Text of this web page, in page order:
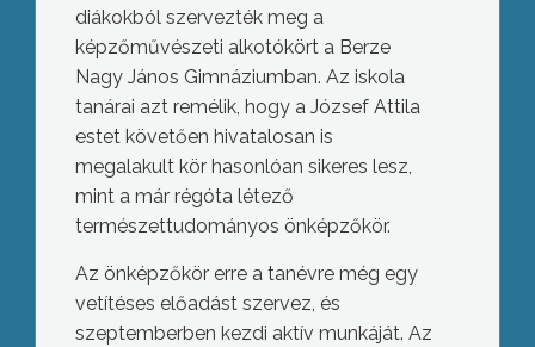
diákokból szervezték meg a
képzőművészeti alkotókört a Berze
Nagy János Gimnáziumban. Az iskola
tanárai azt remélik, hogy a József Attila
estet követően hivatalosan is
megalakult kör hasonlóan sikeres lesz,
mint a már régóta létező
természettudományos önképzőkör.
Az önképzőkör erre a tanévre még egy
vetítéses előadást szervez, és
szeptemberben kezdi aktív munkáját. Az